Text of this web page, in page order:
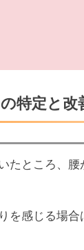
特定と改
たところ、
を感じる場